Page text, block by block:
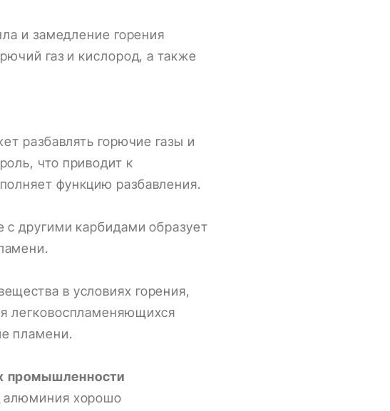
и замедление горения
газ и кислород, а также
разбавлять горючие газы и
что приводит к
функцию разбавления.
другими карбидами образует
в условиях горения,
легковоспламеняющихся
пламени.
промышленности
алюминия хорошо